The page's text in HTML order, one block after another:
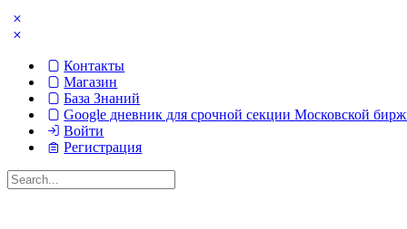
Контакты
Магазин
База Знаний
Google дневник для срочной секции Московской
Войти
Регистрация
Искать: